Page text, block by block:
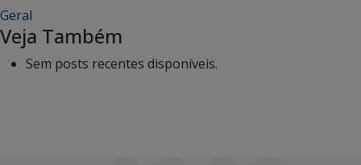
Geral
Veja Também
Sem posts recentes disponíveis.